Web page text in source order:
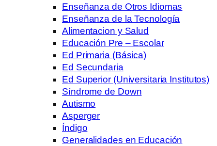
Enseñanza de Otros Idiomas
Enseñanza de la Tecnología
Alimentacion y Salud
Educación Pre – Escolar
Ed Primaria (Básica)
Ed Secundaria
Ed Superior (Universitaria Institutos)
Síndrome de Down
Autismo
Asperger
Índigo
Generalidades en Educación